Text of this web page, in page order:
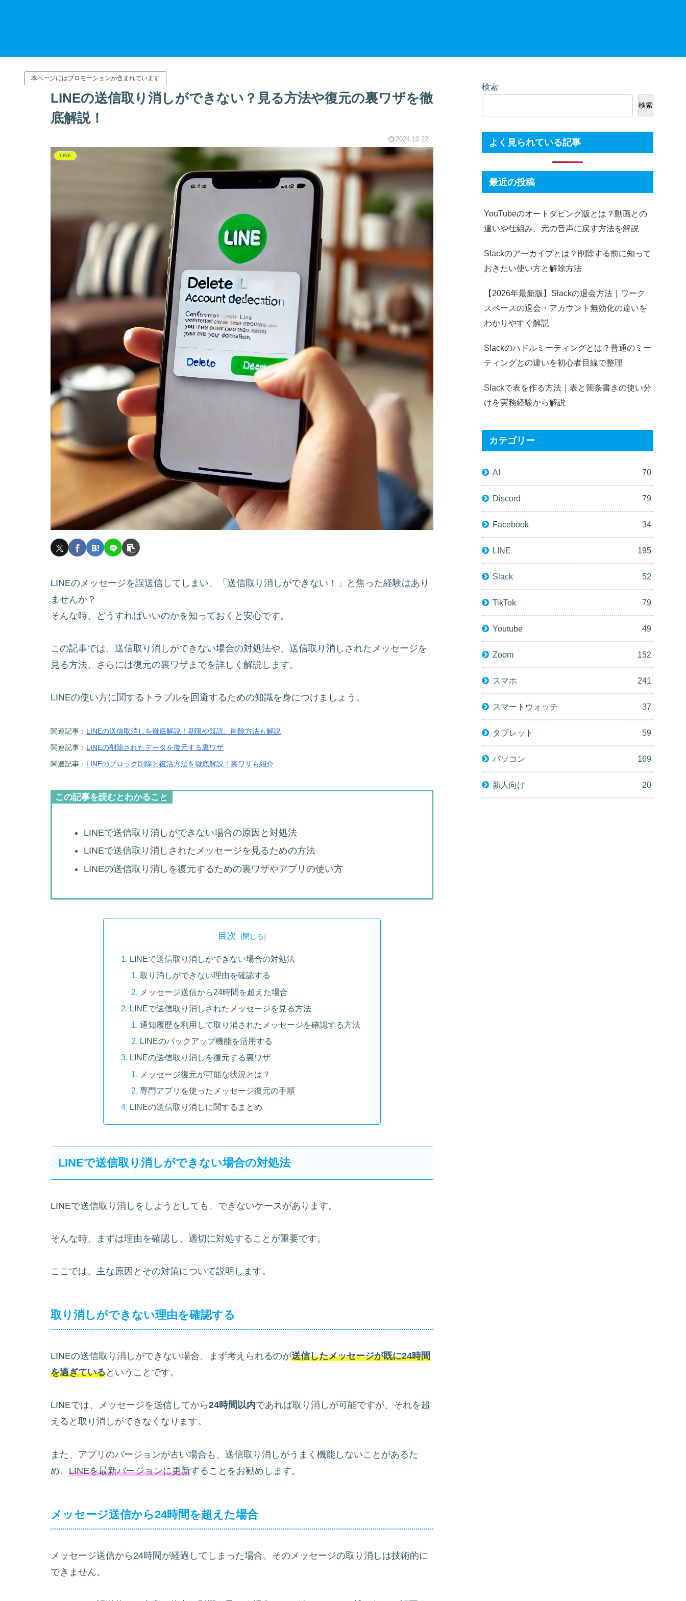
本ページにはプロモーションが含まれています
LINEの送信取り消しができない？見る方法や復元の裏ワザを徹
底解説！
2024.10.22
LINE
LINEのメッセージを誤送信してしまい、「送信取り消しができない！」と焦った経験はあり
ませんか？
そんな時、どうすればいいのかを知っておくと安心です。
この記事では、送信取り消しができない場合の対処法や、送信取り消しされたメッセージを
見る方法、さらには復元の裏ワザまでを詳しく解説します。
LINEの使い方に関するトラブルを回避するための知識を身につけましょう。
関連記事： LINEの送信取消しを徹底解説！期限や既読、削除方法も解説
関連記事： LINEの削除されたデータを復元する裏ワザ
関連記事： LINEのブロック削除と復活方法を徹底解説！裏ワザも紹介
この記事を読むとわかること
LINEで送信取り消しができない場合の原因と対処法
LINEで送信取り消しされたメッセージを見るための方法
LINEの送信取り消しを復元するための裏ワザやアプリの使い方
目次
LINEで送信取り消しができない場合の対処法
取り消しができない理由を確認する
メッセージ送信から24時間を超えた場合
LINEで送信取り消しされたメッセージを見る方法
通知履歴を利用して取り消されたメッセージを確認する方法
LINEのバックアップ機能を活用する
LINEの送信取り消しを復元する裏ワザ
メッセージ復元が可能な状況とは？
専門アプリを使ったメッセージ復元の手順
LINEの送信取り消しに関するまとめ
LINEで送信取り消しができない場合の対処法
LINEで送信取り消しをしようとしても、できないケースがあります。
そんな時、まずは理由を確認し、適切に対処することが重要です。
ここでは、主な原因とその対策について説明します。
取り消しができない理由を確認する
LINEの送信取り消しができない場合、まず考えられるのが送信したメッセージが既に24時間
を過ぎているということです。
LINEでは、メッセージを送信してから24時間以内であれば取り消しが可能ですが、それを超
えると取り消しができなくなります。
また、アプリのバージョンが古い場合も、送信取り消しがうまく機能しないことがあるた
め、 LINEを最新バージョンに更新することをお勧めします。
メッセージ送信から24時間を超えた場合
メッセージ送信から24時間が経過してしまった場合、そのメッセージの取り消しは技術的に
できません。
検索
検索
よく見られている記事
最近の投稿
YouTubeのオートダビング版とは？動画との
違いや仕組み、元の音声に戻す方法を解説
Slackのアーカイブとは？削除する前に知って
おきたい使い方と解除方法
【2026年最新版】Slackの退会方法｜ワーク
スペースの退会・アカウント無効化の違いを
わかりやすく解説
Slackのハドルミーティングとは？普通のミー
ティングとの違いを初心者目線で整理
Slackで表を作る方法｜表と箇条書きの使い分
けを実務経験から解説
カテゴリー
AI 70
Discord 79
Facebook 34
LINE 195
Slack 52
TikTok 79
Youtube 49
Zoom 152
スマホ 241
スマートウォッチ 37
タブレット 59
パソコン 169
新人向け 20